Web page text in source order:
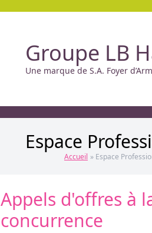
Groupe LB
Une marque de S.A. Foyer
Espace
Accueil » Espace
Appels d'offres à
concurrence